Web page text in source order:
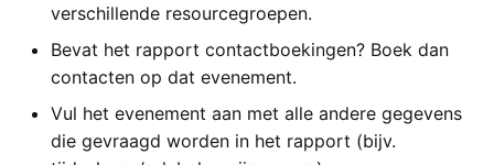
verschillende resourcegroepen.
Bevat het rapport contactboekingen? Boek dan
contacten op dat evenement.
Vul het evenement aan met alle andere gegevens
die gevraagd worden in het rapport (bijv.